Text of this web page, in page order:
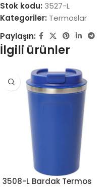
Stok kodu: 3527-L
Kategoriler: Termoslar
Paylaşın:
İlgili ürünler
3508-L Bardak Termos